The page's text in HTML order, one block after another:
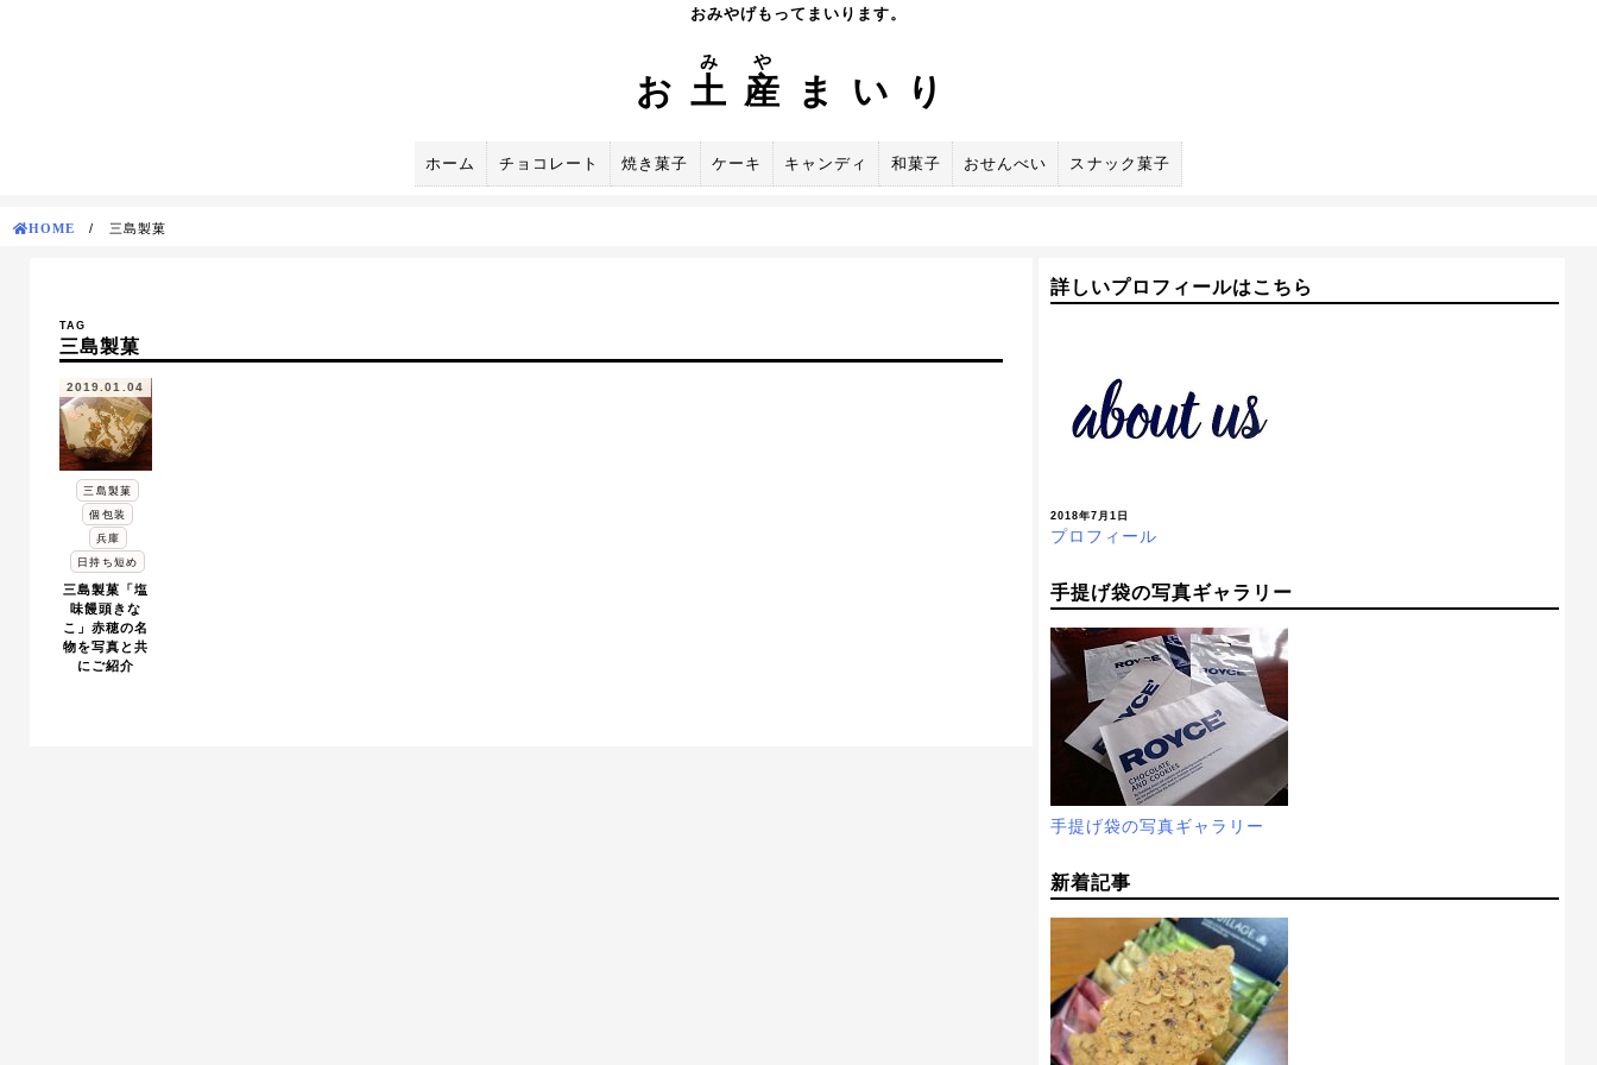
おみやげもってまいります。
お 土
み
産
や
まいり
ホーム チョコレート 焼き菓子 ケーキ キャンディ 和菓子 おせんべい スナック菓子
HOME / 三島製菓
TAG
三島製菓
2019.01.04
三島製菓
個包装
兵庫
日持ち短め
三島製菓「塩
味饅頭きな
こ」赤穂の名
物を写真と共
にご紹介
詳しいプロフィールはこちら
2018年7月1日
プロフィール
手提げ袋の写真ギャラリー
手提げ袋の写真ギャラリー
新着記事